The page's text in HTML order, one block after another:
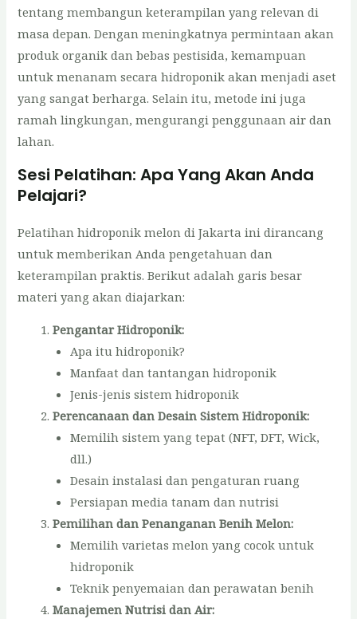
tentang membangun keterampilan yang relevan di
masa depan. Dengan meningkatnya permintaan akan
produk organik dan bebas pestisida, kemampuan
untuk menanam secara hidroponik akan menjadi aset
yang sangat berharga. Selain itu, metode ini juga
ramah lingkungan, mengurangi penggunaan air dan
lahan.
Sesi Pelatihan: Apa Yang Akan Anda
Pelajari?
Pelatihan hidroponik melon di Jakarta ini dirancang
untuk memberikan Anda pengetahuan dan
keterampilan praktis. Berikut adalah garis besar
materi yang akan diajarkan:
Pengantar Hidroponik:
Apa itu hidroponik?
Manfaat dan tantangan hidroponik
Jenis-jenis sistem hidroponik
Perencanaan dan Desain Sistem Hidroponik:
Memilih sistem yang tepat (NFT, DFT, Wick,
dll.)
Desain instalasi dan pengaturan ruang
Persiapan media tanam dan nutrisi
Pemilihan dan Penanganan Benih Melon:
Memilih varietas melon yang cocok untuk
hidroponik
Teknik penyemaian dan perawatan benih
Manajemen Nutrisi dan Air: